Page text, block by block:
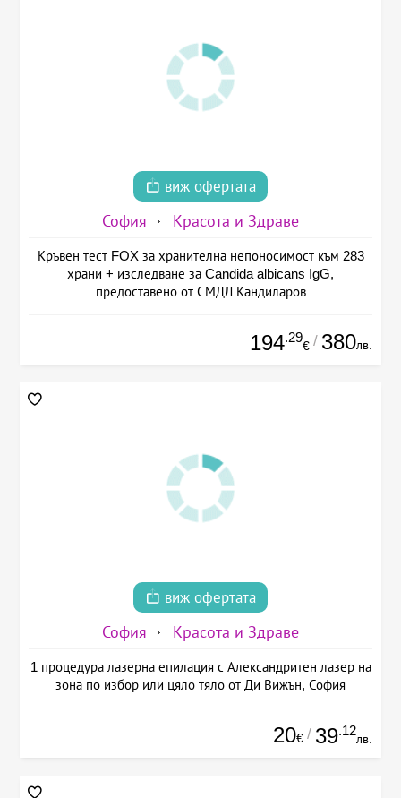
виж офертата
София Красота и Здраве
Кръвен тест FOX за хранителна непоносимост към 283
храни + изследване за Candida albicans IgG,
предоставено от СМДЛ Кандиларов
194.29
€ / 380лв.
виж офертата
София Красота и Здраве
1 процедура лазерна епилация с Александритен лазер на
зона по избор или цяло тяло от Ди Вижън, София
20€ / 39.12
лв.